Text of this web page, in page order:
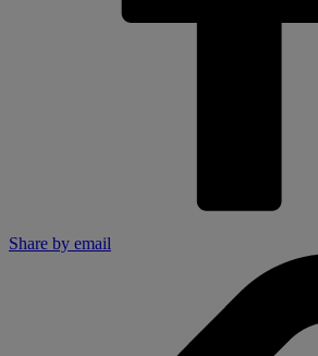
Share by email